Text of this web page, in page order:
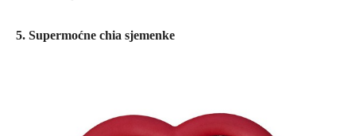
5. Supermoćne chia sjemenke